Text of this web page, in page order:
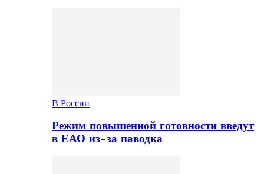
В России
Режим повышенной готовности введут
в ЕАО из-за паводка